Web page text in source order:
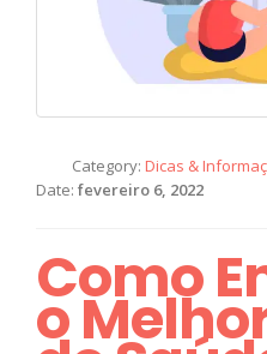
Category: Dicas &
Date: fevereiro 6, 2022
Como
o